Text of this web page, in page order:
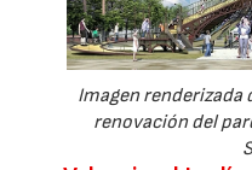
Imagen renderizada
renovación del